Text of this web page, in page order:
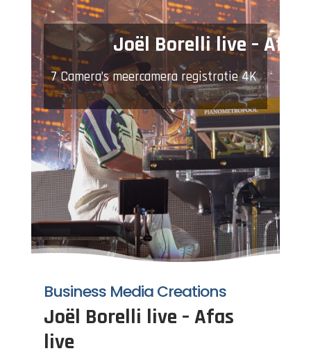
Joël Borelli live – Afas
7 Camera’smeercamera registratie 4K
Business Media Creations
Joël Borelli live – Afas
live